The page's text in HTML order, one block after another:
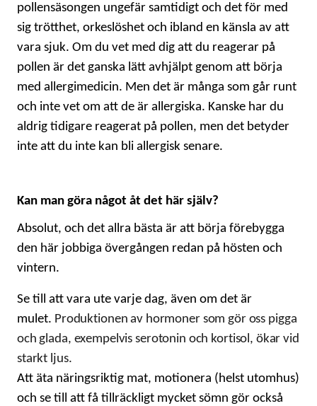
pollensäsongen ungefär samtidigt och det för med
sig trötthet, orkeslöshet och ibland en känsla av att
vara sjuk. Om du vet med dig att du reagerar på
pollen är det ganska lätt avhjälpt genom att börja
med allergimedicin. Men det är många som går runt
och inte vet om att de är allergiska. Kanske har du
aldrig tidigare reagerat på pollen, men det betyder
inte att du inte kan bli allergisk senare.
Kan man göra något åt det här själv?
Absolut, och det allra bästa är att börja förebygga
den här jobbiga övergången redan på hösten och
vintern.
Se till att vara ute varje dag, även om det är
mulet. Produktionen av hormoner som gör oss pigga
och glada, exempelvis serotonin och kortisol, ökar vid
starkt ljus.
Att äta näringsriktig mat, motionera (helst utomhus)
och se till att få tillräckligt mycket sömn gör också